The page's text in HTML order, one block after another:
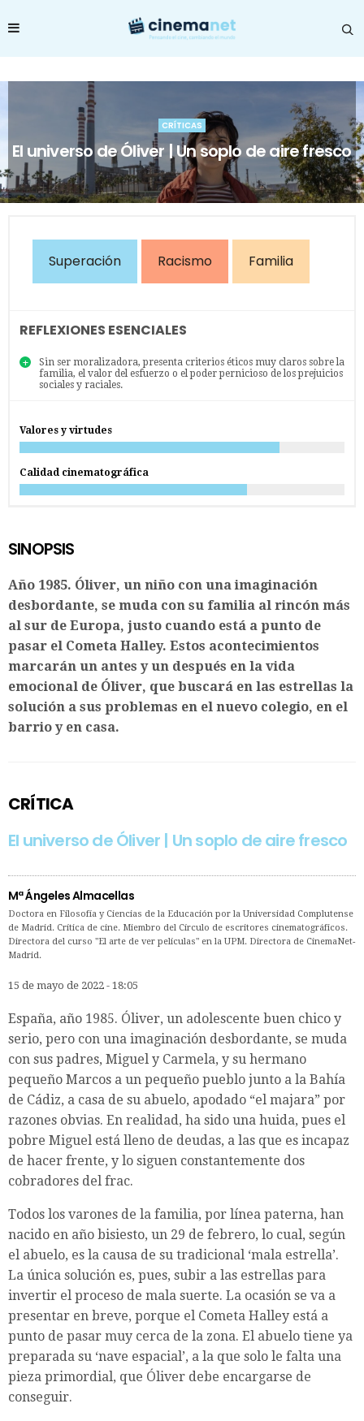
CRÍTICAS
El universo de Óliver | Un soplo de aire fresco
Superación Racismo Familia
REFLEXIONES ESENCIALES
Sin ser moralizadora, presenta criterios éticos muy claros sobre la
familia, el valor del esfuerzo o el poder pernicioso de los prejuicios
sociales y raciales.
Valores y virtudes
Calidad cinematográfica
SINOPSIS
Año 1985. Óliver, un niño con una imaginación
desbordante, se muda con su familia al rincón más
al sur de Europa, justo cuando está a punto de
pasar el Cometa Halley. Estos acontecimientos
marcarán un antes y un después en la vida
emocional de Óliver, que buscará en las estrellas la
solución a sus problemas en el nuevo colegio, en el
barrio y en casa.
CRÍTICA
El universo de Óliver | Un soplo de aire fresco
Mª Ángeles Almacellas
Doctora en Filosofía y Ciencias de la Educación por la Universidad Complutense
de Madrid. Crítica de cine. Miembro del Círculo de escritores cinematográficos.
Directora del curso "El arte de ver películas" en la UPM. Directora de CinemaNet-
Madrid.
15 de mayo de 2022 - 18:05
España, año 1985. Óliver, un adolescente buen chico y
serio, pero con una imaginación desbordante, se muda
con sus padres, Miguel y Carmela, y su hermano
pequeño Marcos a un pequeño pueblo junto a la Bahía
de Cádiz, a casa de su abuelo, apodado “el majara” por
razones obvias. En realidad, ha sido una huida, pues el
pobre Miguel está lleno de deudas, a las que es incapaz
de hacer frente, y lo siguen constantemente dos
cobradores del frac.
Todos los varones de la familia, por línea paterna, han
nacido en año bisiesto, un 29 de febrero, lo cual, según
el abuelo, es la causa de su tradicional ‘mala estrella’.
La única solución es, pues, subir a las estrellas para
invertir el proceso de mala suerte. La ocasión se va a
presentar en breve, porque el Cometa Halley está a
punto de pasar muy cerca de la zona. El abuelo tiene ya
preparada su ‘nave espacial’, a la que solo le falta una
pieza primordial, que Óliver debe encargarse de
conseguir.